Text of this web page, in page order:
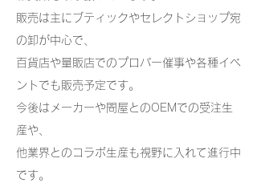
販売は主にブティックやセレクトショップ宛
の卸が中心で、
百貨店や量販店でのプロパー催事や各種イベ
ントでも販売予定です。
今後はメーカーや問屋とのOEMでの受注生
産や、
他業界とのコラボ生産も視野に入れて進行中
です。